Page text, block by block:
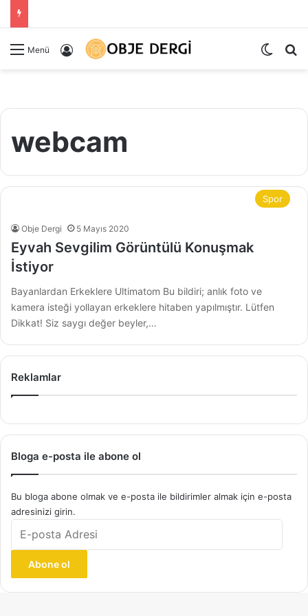
Menü Kayıt Ol Dış
webcam
Spor
Obje Dergi 5 Mayıs 2020
Eyvah Sevgilim Görüntülü Konuşmak
İstiyor
Bayanlardan Erkeklere Ultimatom Bu bildiri; anlık foto ve
kamera isteği yollayan erkeklere hitaben yapılmıştır. Lütfen
Dikkat! Siz saygı değer beyler,…
Reklamlar
Bloga e-posta ile abone ol
Bu bloga abone olmak ve e-posta ile bildirimler almak için e-posta
adresinizi girin.
posta
Abone ol